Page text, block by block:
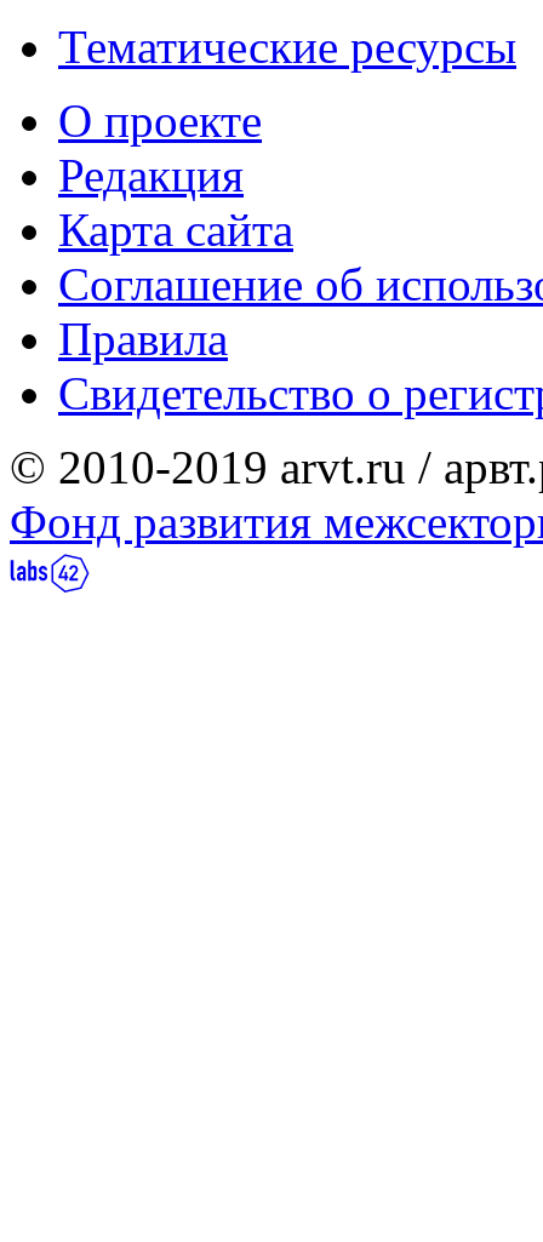
Тематические ресурсы
О проекте
Редакция
Карта сайта
Соглашение об
Правила
Свидетельство о
© 2010-2019 arvt.ru /
Фонд развития